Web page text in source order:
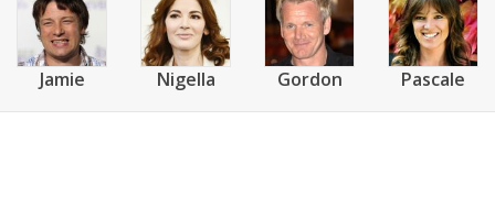
Jamie Nigella Gordon Pascale